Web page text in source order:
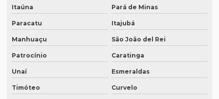
Empresa de tradução juramentada sp
Empresa de tradução e legendagem
Empresa de tradução de patentes
Empresa de tradução de patentes em curitiba
Itaúna Pará de Minas
Paracatu Itajubá
Manhuaçu São João del Rei
Patrocínio Caratinga
Unaí Esmeraldas
Timóteo Curvelo